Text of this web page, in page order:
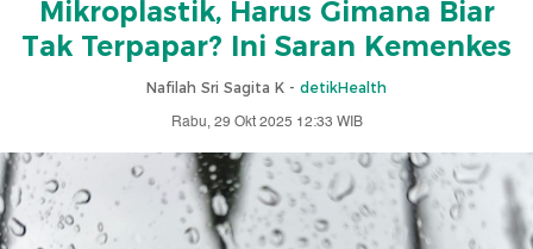
Mikroplastik, Harus Gimana Biar
Tak Terpapar? Ini Saran Kemenkes
Nafilah Sri Sagita K - detikHealth
Rabu, 29 Okt 2025 12:33 WIB